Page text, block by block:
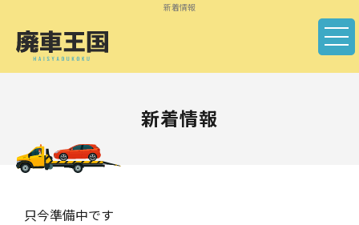
新着情報
ご依頼の流れ
新着情報
只今準備中です